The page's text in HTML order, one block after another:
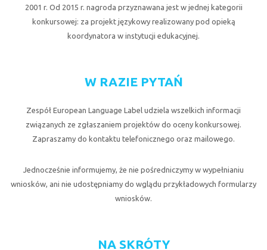
2001 r. Od 2015 r. nagroda przyznawana jest w jednej kategorii
konkursowej: za projekt językowy realizowany pod opieką
koordynatora w instytucji edukacyjnej.
W RAZIE PYTAŃ
Zespół European Language Label udziela wszelkich informacji
związanych ze zgłaszaniem projektów do oceny konkursowej.
Zapraszamy do kontaktu telefonicznego oraz mailowego.
Jednocześnie informujemy, że nie pośredniczymy w wypełnianiu
wniosków, ani nie udostępniamy do wglądu przykładowych formularzy
wniosków.
NA SKRÓTY